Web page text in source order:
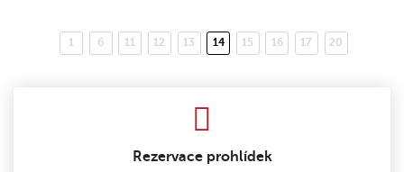
1 6 11 12 13 14(aktuální)
15 16 17 20
Rezervace prohlídek